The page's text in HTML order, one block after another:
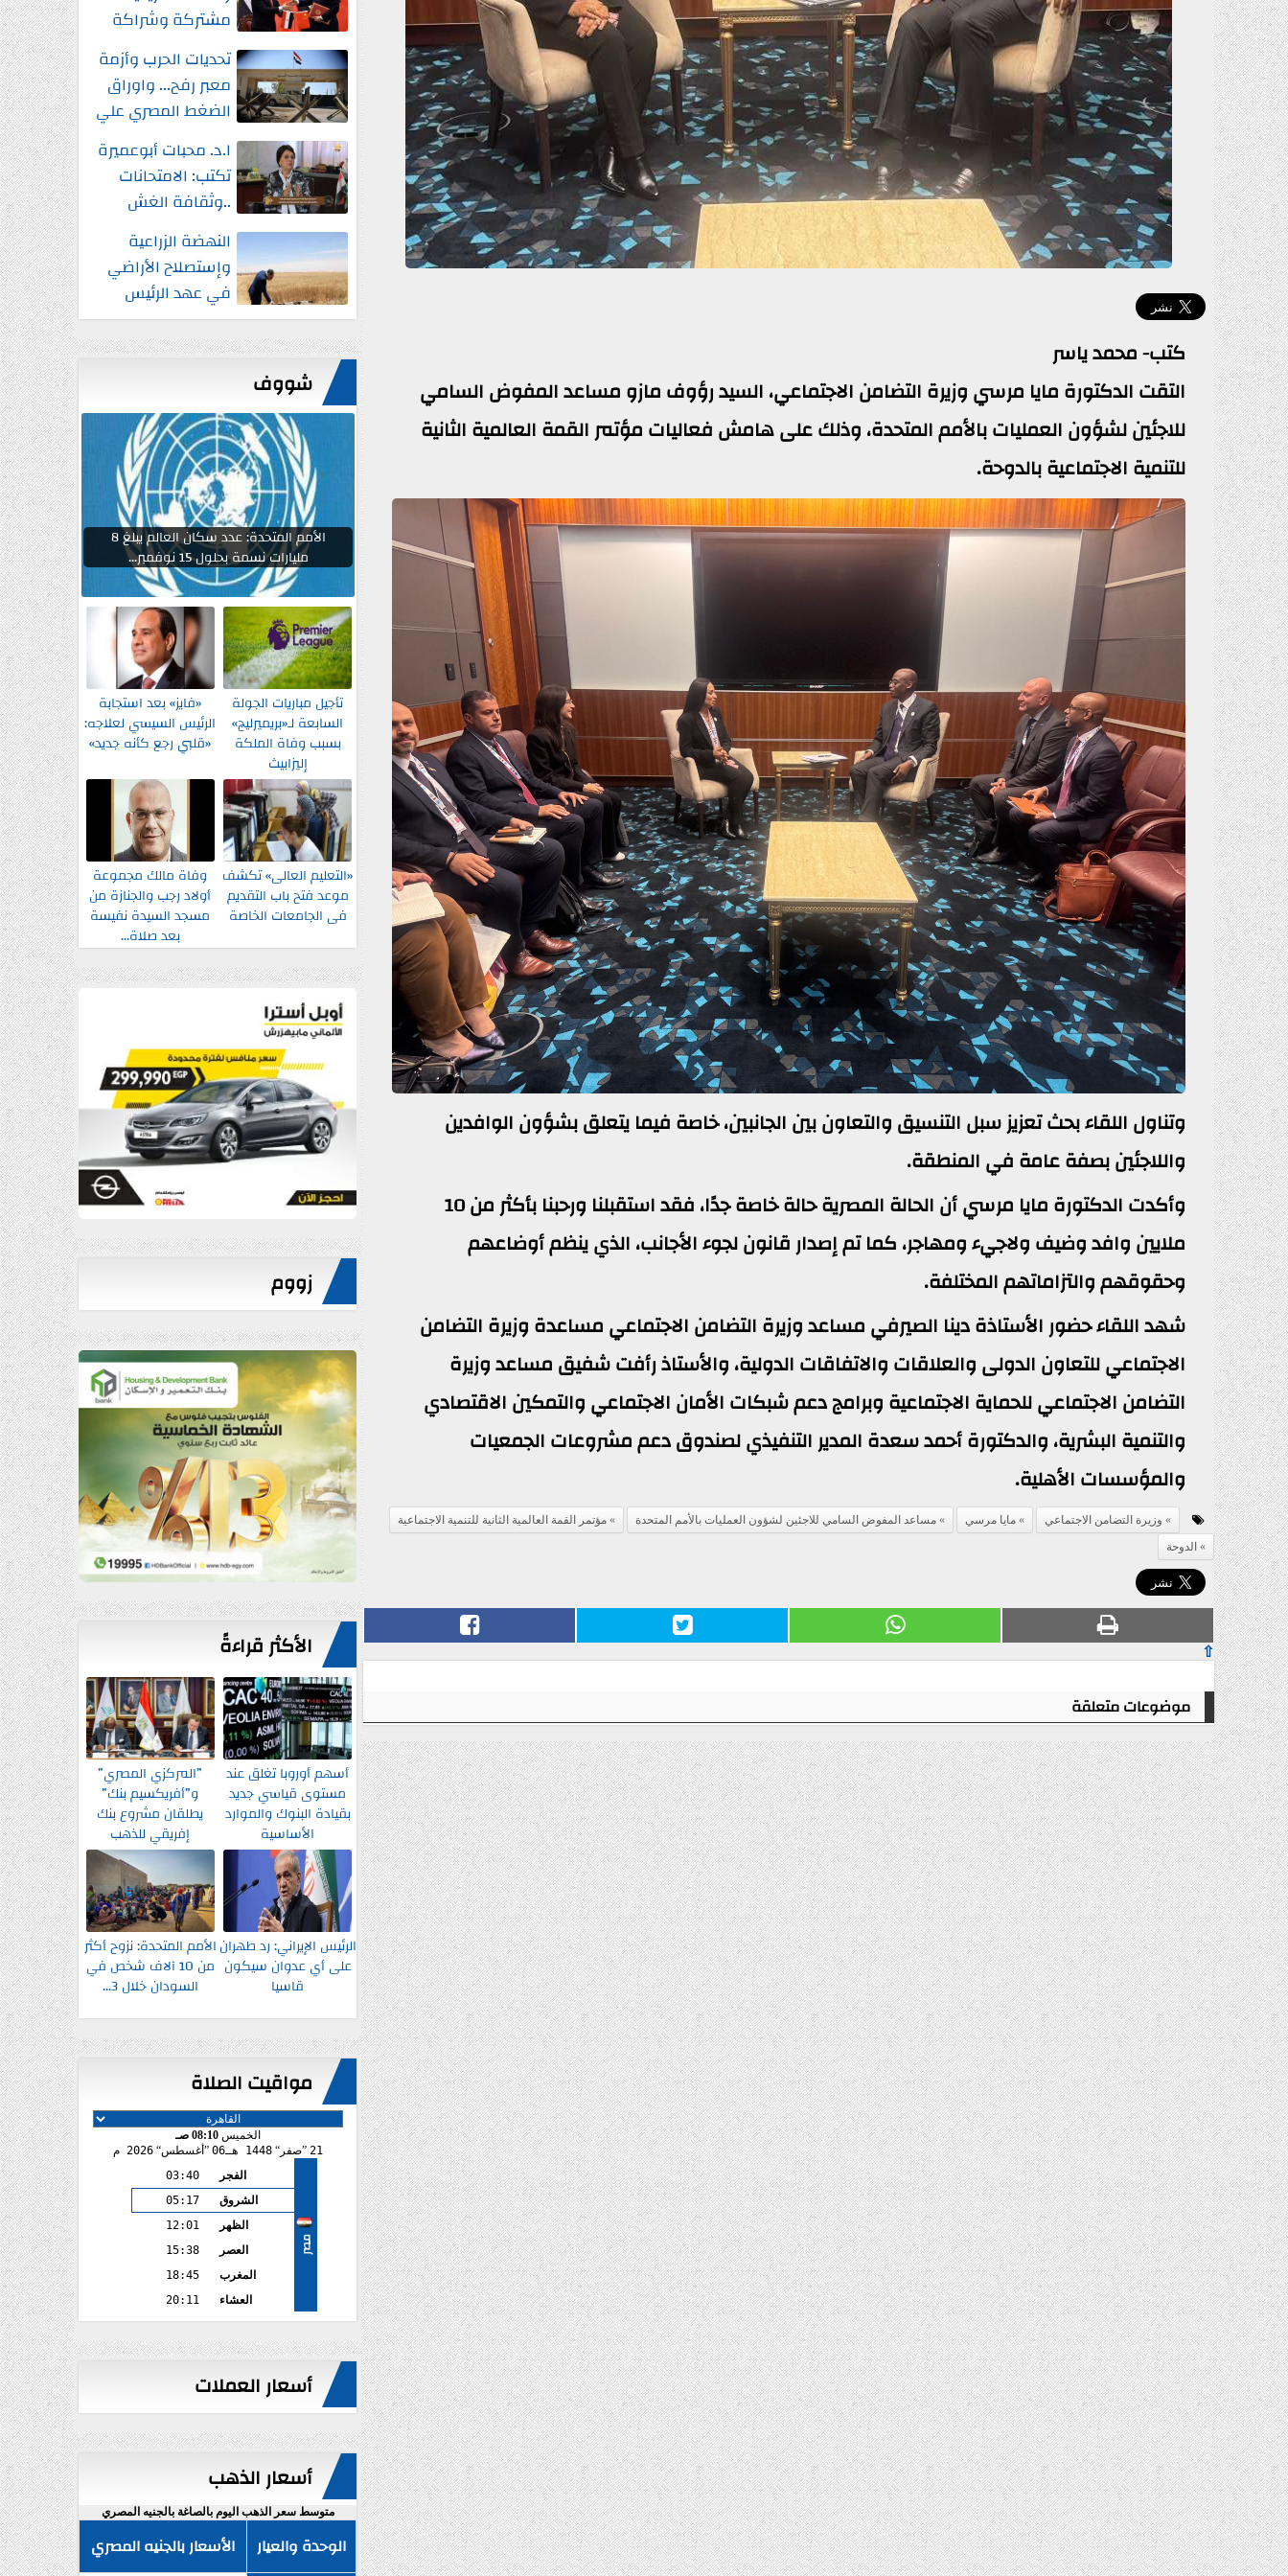
كتب- محمد ياسر
التقت الدكتورة مايا مرسي وزيرة التضامن الاجتماعي، السيد رؤوف مازو مساعد المفوض السامي
للاجئين لشؤون العمليات بالأمم المتحدة، وذلك على هامش فعاليات مؤتمر القمة العالمية الثانية
للتنمية الاجتماعية بالدوحة.
وتناول اللقاء بحث تعزيز سبل التنسيق والتعاون بين الجانبين، خاصة فيما يتعلق بشؤون الوافدين
واللاجئين بصفة عامة في المنطقة.
وأكدت الدكتورة مايا مرسي أن الحالة المصرية حالة خاصة جدًا، فقد استقبلنا ورحبنا بأكثر من 10
ملايين وافد وضيف ولاجيء ومهاجر، كما تم إصدار قانون لجوء الأجانب، الذي ينظم أوضاعهم
وحقوقهم والتزاماتهم المختلفة.
شهد اللقاء حضور الأستاذة دينا الصيرفي مساعد وزيرة التضامن الاجتماعي مساعدة وزيرة التضامن
الاجتماعي للتعاون الدولى والعلاقات والاتفاقات الدولية، والأستاذ رأفت شفيق مساعد وزيرة
التضامن الاجتماعي للحماية الاجتماعية وبرامج دعم شبكات الأمان الاجتماعي والتمكين الاقتصادي
والتنمية البشرية، والدكتورة أحمد سعدة المدير التنفيذي لصندوق دعم مشروعات الجمعيات
والمؤسسات الأهلية.
وزيرة التضامن الاجتماعي مايا مرسي مساعد المفوض السامي للاجئين لشؤون العمليات بالأمم المتحدة
مؤتمر القمة العالمية الثانية للتنمية الاجتماعية
الدوحة
⇧
موضوعات متعلقة
مشتركة وشراكة
إستراتيجية شاملة
واستثمارات جديدةتحديات الحرب وأزمة
معبر رفح... واوراق
الضغط المصري علي
ا.د. محبات أبوعميرة
تكتب: الامتحانات
..وثقافة الغش
النهضة الزراعية
وإستصلاح الأراضي
في عهد الرئيس
السيسي
شووف
الأمم المتحدة: عدد سكان العالم يبلغ 8
مليارات نسمة بحلول 15 نوفمبر...
تأجيل مباريات الجولة
السابعة لـ«بريميرليج»
بسبب وفاة الملكة
إليزابيث
«فايز» بعد استجابة
الرئيس السيسي لعلاجه:
«قلبي رجع كأنه جديد»
«التعليم العالى» تكشف
موعد فتح باب التقديم
فى الجامعات الخاصة
وفاة مالك مجموعة
أولاد رجب والجنازة من
مسجد السيدة نفيسة
بعد صلاة...
زووم
الأكثر قراءةً
أسهم أوروبا تغلق عند
مستوى قياسي جديد
بقيادة البنوك والموارد
الأساسية
”المركزي المصري”
و”أفريكسيم بنك”
يطلقان مشروع بنك
إفريقي للذهب
الرئيس الإيراني: رد طهران
على أي عدوان سيكون
قاسيا
الأمم المتحدة: نزوح أكثر
من 10 آلاف شخص في
السودان خلال 3...
مواقيت الصلاة
الخميس08:10 صـ
21
صفر 1448 هـ 06 أغسطس 2026 م
مصر
الفجر
03:40
الشروق
05:17
الظهر
12:01
العصر
15:38
المغرب
18:45
العشاء
20:11
أسعار العملات
أسعار الذهب
متوسط سعر الذهب اليوم بالصاغة بالجنيه المصري
الوحدة والعيار الأسعار بالجنيه المصري